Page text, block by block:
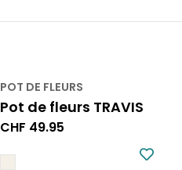
POT DE FLEURS
Pot de fleurs TRAVIS
Prix
CHF 49.95